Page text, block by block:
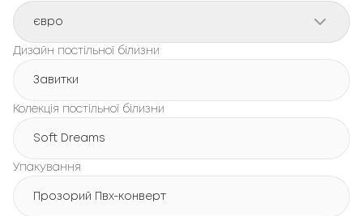
євро
Дизайн постільної білизни
Завитки
Колекція постільної білизни
Soft Dreams
Упакування
Прозорий Пвх-конверт